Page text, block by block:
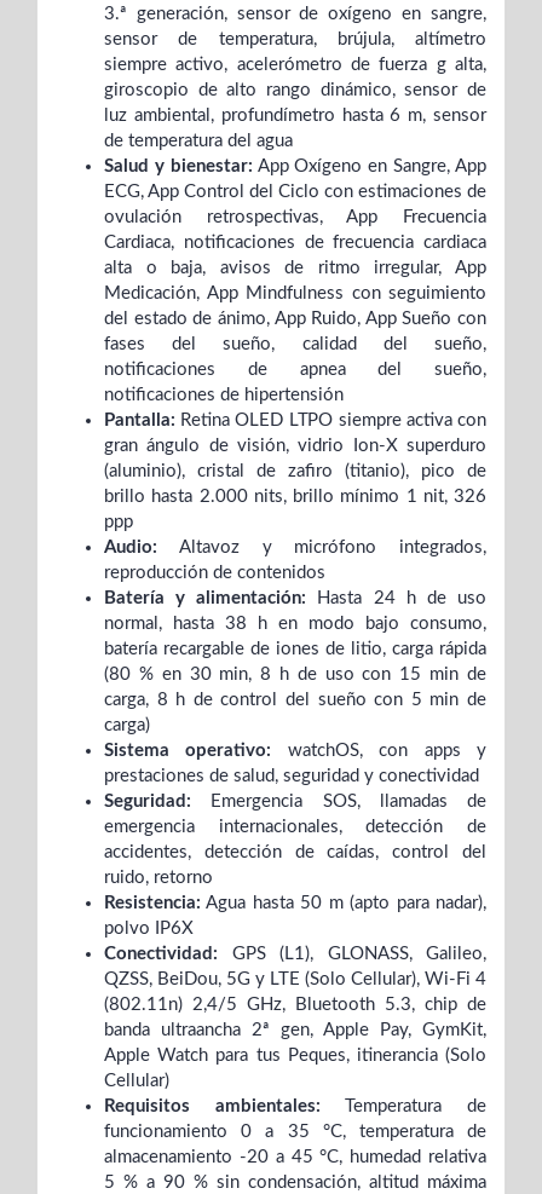
3.ª generación, sensor de oxígeno en sangre,
sensor de temperatura, brújula, altímetro
siempre activo, acelerómetro de fuerza g alta,
giroscopio de alto rango dinámico, sensor de
luz ambiental, profundímetro hasta 6 m, sensor
de temperatura del agua
Salud y bienestar: App Oxígeno en Sangre, App
ECG, App Control del Ciclo con estimaciones de
ovulación retrospectivas, App Frecuencia
Cardiaca, notificaciones de frecuencia cardiaca
alta o baja, avisos de ritmo irregular, App
Medicación, App Mindfulness con seguimiento
del estado de ánimo, App Ruido, App Sueño con
fases del sueño, calidad del sueño,
notificaciones de apnea del sueño,
notificaciones de hipertensión
Pantalla: Retina OLED LTPO siempre activa con
gran ángulo de visión, vidrio Ion-X superduro
(aluminio), cristal de zafiro (titanio), pico de
brillo hasta 2.000 nits, brillo mínimo 1 nit, 326
ppp
Audio: Altavoz y micrófono integrados,
reproducción de contenidos
Batería y alimentación: Hasta 24 h de uso
normal, hasta 38 h en modo bajo consumo,
batería recargable de iones de litio, carga rápida
(80 % en 30 min, 8 h de uso con 15 min de
carga, 8 h de control del sueño con 5 min de
carga)
Sistema operativo: watchOS, con apps y
prestaciones de salud, seguridad y conectividad
Seguridad: Emergencia SOS, llamadas de
emergencia internacionales, detección de
accidentes, detección de caídas, control del
ruido, retorno
Resistencia: Agua hasta 50 m (apto para nadar),
polvo IP6X
Conectividad: GPS (L1), GLONASS, Galileo,
QZSS, BeiDou, 5G y LTE (Solo Cellular), Wi-Fi 4
(802.11n) 2,4/5 GHz, Bluetooth 5.3, chip de
banda ultraancha 2ª gen, Apple Pay, GymKit,
Apple Watch para tus Peques, itinerancia (Solo
Cellular)
Requisitos ambientales: Temperatura de
funcionamiento 0 a 35 °C, temperatura de
almacenamiento -20 a 45 °C, humedad relativa
5 % a 90 % sin condensación, altitud máxima